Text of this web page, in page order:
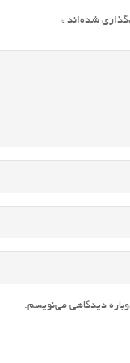
شده‌اند *
دیدگاهی می‌نویسم.